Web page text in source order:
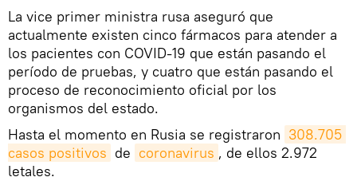
La vice primer ministra rusa aseguró que
actualmente existen cinco fármacos para atender a
los pacientes con COVID-19 que están pasando el
período de pruebas, y cuatro que están pasando el
proceso de reconocimiento oficial por los
organismos del estado.
Hasta el momento en Rusia se registraron 308.705
casos positivos de coronavirus , de ellos 2.972
letales.